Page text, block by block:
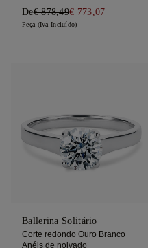
De€ 878,49€ 773,07
Peça (Iva Incluído)
Ballerina Solitário
Corte redondo Ouro Branco
Anéis de noivado